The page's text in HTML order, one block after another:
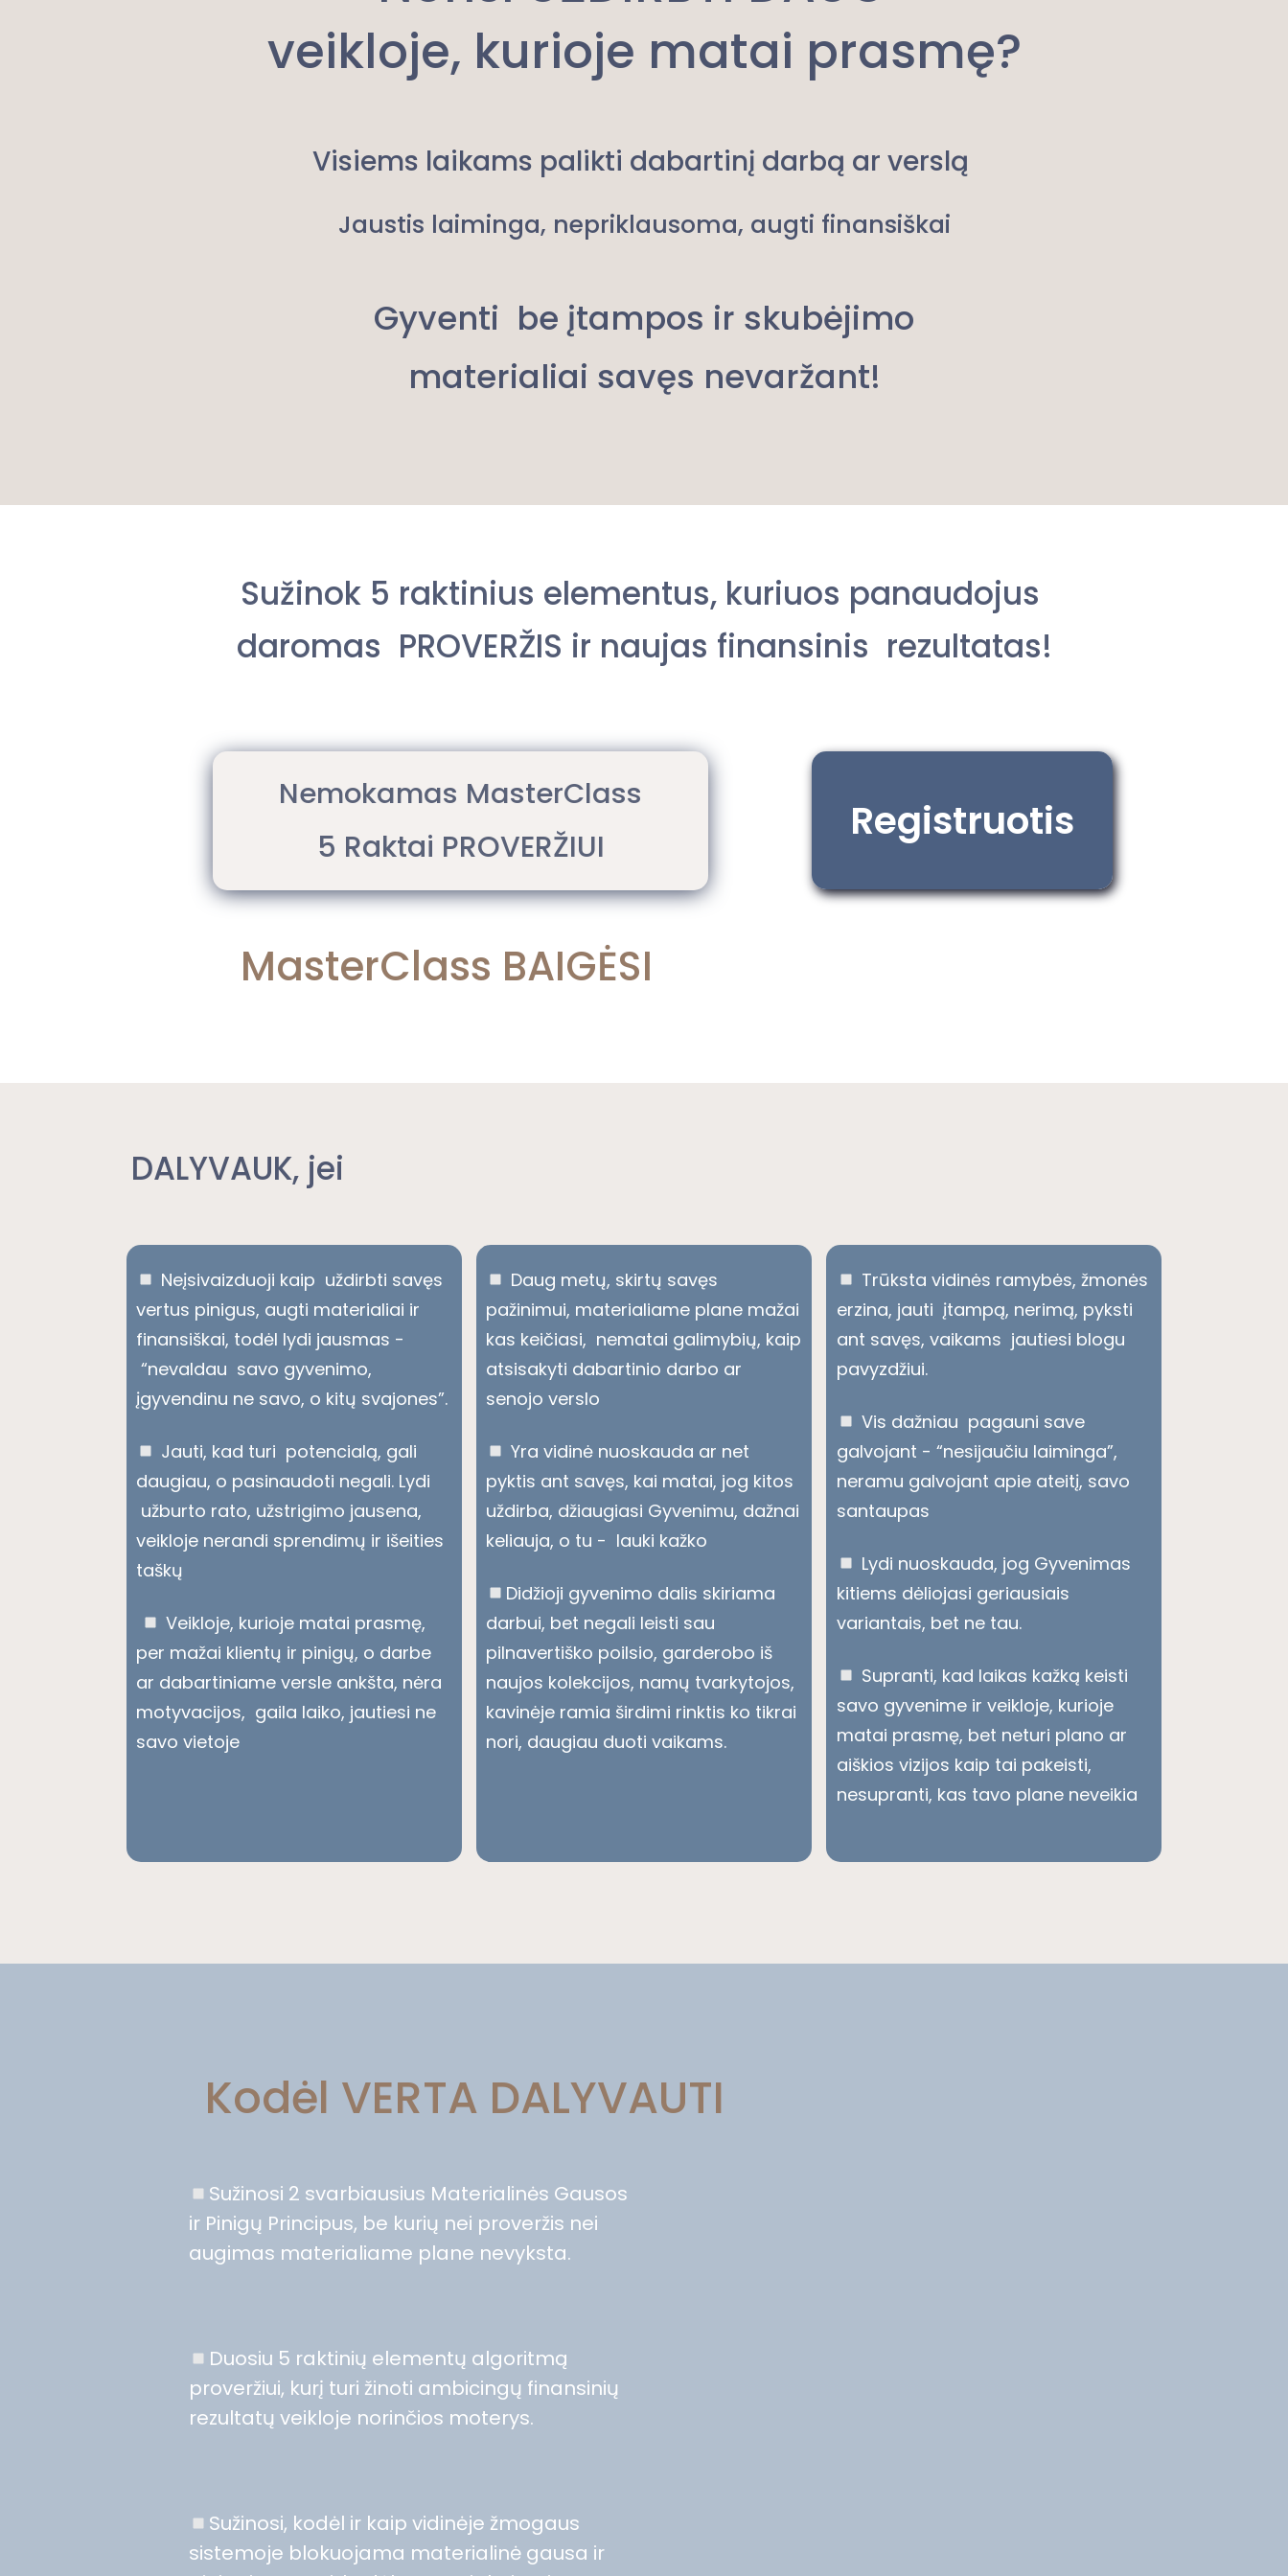
veikloje, kurioje matai prasmę?
Visiems laikams palikti dabartinį darbą ar verslą
Jaustis laiminga, nepriklausoma, augti finansiškai
Gyventi be įtampos ir skubėjimo
materialiai savęs nevaržant!
Sužinok 5 raktinius elementus, kuriuos panaudojus
daromas PROVERŽIS ir naujas finansinis rezultatas!
Nemokamas MasterClass
5 Raktai PROVERŽIUI
MasterClass BAIGĖSI
Registruotis
DALYVAUK, jei
Neįsivaizduoji kaip uždirbti savęs
vertus pinigus, augti materialiai ir
finansiškai, todėl lydi jausmas -
“nevaldau savo gyvenimo,
įgyvendinu ne savo, o kitų svajones”.
Jauti, kad turi potencialą, gali
daugiau, o pasinaudoti negali. Lydi
užburto rato, užstrigimo jausena,
veikloje nerandi sprendimų ir išeities
taškų
Veikloje, kurioje matai prasmę,
per mažai klientų ir pinigų, o darbe
ar dabartiniame versle ankšta, nėra
motyvacijos, gaila laiko, jautiesi ne
savo vietoje
Daug metų, skirtų savęs
pažinimui, materialiame plane mažai
kas keičiasi, nematai galimybių, kaip
atsisakyti dabartinio darbo ar
senojo verslo
Yra vidinė nuoskauda ar net
pyktis ant savęs, kai matai, jog kitos
uždirba, džiaugiasi Gyvenimu, dažnai
keliauja, o tu - lauki kažko
Didžioji gyvenimo dalis skiriama
darbui, bet negali leisti sau
pilnavertiško poilsio, garderobo iš
naujos kolekcijos, namų tvarkytojos,
kavinėje ramia širdimi rinktis ko tikrai
nori, daugiau duoti vaikams.
Trūksta vidinės ramybės, žmonės
erzina, jauti įtampą, nerimą, pyksti
ant savęs, vaikams jautiesi blogu
pavyzdžiui.
Vis dažniau pagauni save
galvojant - “nesijaučiu laiminga”,
neramu galvojant apie ateitį, savo
santaupas
Lydi nuoskauda, jog Gyvenimas
kitiems dėliojasi geriausiais
variantais, bet ne tau.
Supranti, kad laikas kažką keisti
savo gyvenime ir veikloje, kurioje
matai prasmę, bet neturi plano ar
aiškios vizijos kaip tai pakeisti,
nesupranti, kas tavo plane neveikia
Kodėl VERTA DALYVAUTI
Sužinosi 2 svarbiausius Materialinės Gausos
ir Pinigų Principus, be kurių nei proveržis nei
augimas materialiame plane nevyksta.
Duosiu 5 raktinių elementų algoritmą
proveržiui, kurį turi žinoti ambicingų finansinių
rezultatų veikloje norinčios moterys.
Sužinosi, kodėl ir kaip vidinėje žmogaus
sistemoje blokuojama materialinė gausa ir